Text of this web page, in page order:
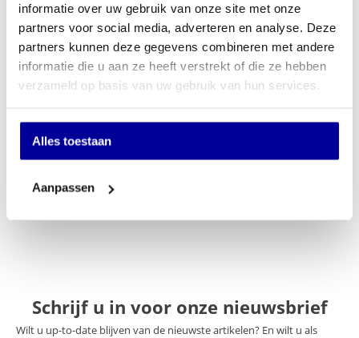
informatie over uw gebruik van onze site met onze
partners voor social media, adverteren en analyse. Deze
partners kunnen deze gegevens combineren met andere
informatie die u aan ze heeft verstrekt of die ze hebben
verzameld op basis van uw gebruik van hun services.
Alles toestaan
Aanpassen
In mijn winkelwagen
Offerte aanvragen
Op verlanglijstje
Specificaties
Schrijf u in voor onze nieuwsbrief
Wilt u up-to-date blijven van de nieuwste artikelen? En wilt u als